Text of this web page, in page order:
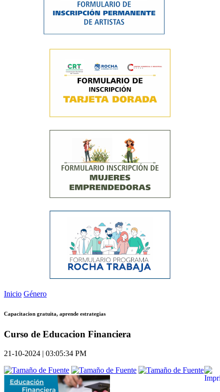
Inicio Género
Capacitacion gratuita, aprende estrategias
Curso de Educacion Financiera
21-10-2024 | 03:05:34 PM